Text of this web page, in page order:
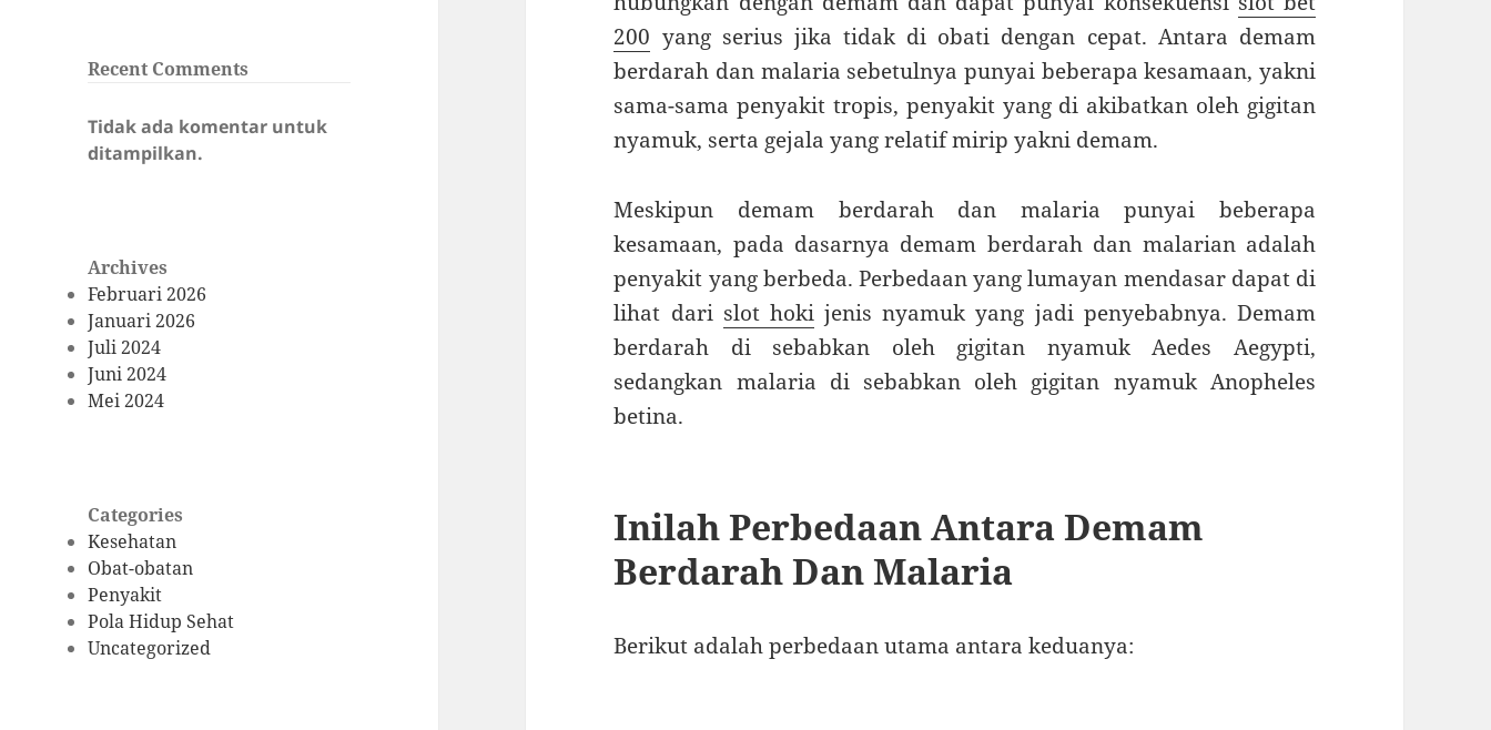
Recent Comments
Tidak ada komentar untuk
ditampilkan.
Archives
Februari 2026
Januari 2026
Juli 2024
Juni 2024
Mei 2024
Categories
Kesehatan
Obat-obatan
Penyakit
Pola Hidup Sehat
Uncategorized
200 yang serius jika tidak di obati dengan cepat. Antara demam
berdarah dan malaria sebetulnya punyai beberapa kesamaan, yakni
sama-sama penyakit tropis, penyakit yang di akibatkan oleh gigitan
nyamuk, serta gejala yang relatif mirip yakni demam.
Meskipun demam berdarah dan malaria punyai beberapa
kesamaan, pada dasarnya demam berdarah dan malarian adalah
penyakit yang berbeda. Perbedaan yang lumayan mendasar dapat di
lihat dari slot hokijenis nyamuk yang jadi penyebabnya. Demam
berdarah di sebabkan oleh gigitan nyamuk Aedes Aegypti,
sedangkan malaria di sebabkan oleh gigitan nyamuk Anopheles
betina.
Inilah Perbedaan Antara Demam
Berdarah Dan Malaria
Berikut adalah perbedaan utama antara keduanya: